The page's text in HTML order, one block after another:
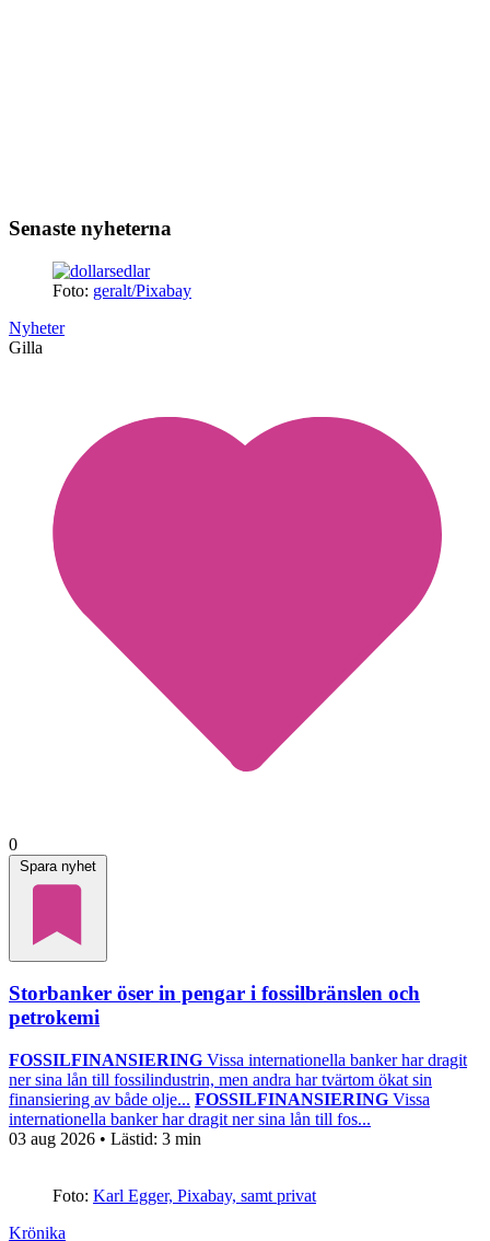
Senaste nyheterna
Foto: geralt/Pixabay
Nyheter
Gilla
0
Spara nyhet
Storbanker öser in pengar i fossilbränslen och
petrokemi
FOSSILFINANSIERING Vissa internationella banker har dragit
ner sina lån till fossilindustrin, men andra har tvärtom ökat sin
finansiering av både olje... FOSSILFINANSIERING Vissa
internationella banker har dragit ner sina lån till fos...
03 aug 2026 • Lästid: 3 min
Foto: Karl Egger, Pixabay, samt privat
Krönika